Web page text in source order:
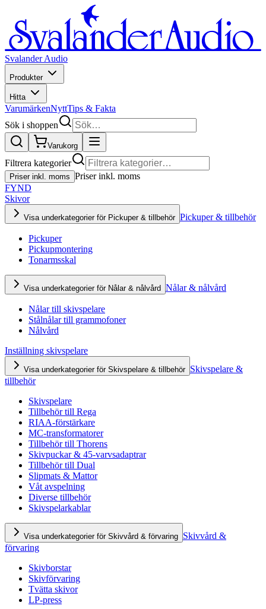
Svalander Audio
Produkter
Hitta
VarumärkenNyttTips & Fakta
Sök i shoppen
Varukorg
Filtrera kategorier
Priser inkl. moms Priser inkl. moms
FYND
Skivor
Visa underkategorier för Pickuper & tillbehör Pickuper & tillbehör
Pickuper
Pickupmontering
Tonarmsskal
Visa underkategorier för Nålar & nålvård Nålar & nålvård
Nålar till skivspelare
Stålnålar till grammofoner
Nålvård
Inställning skivspelare
Visa underkategorier för Skivspelare & tillbehör Skivspelare &
tillbehör
Skivspelare
Tillbehör till Rega
RIAA-förstärkare
MC-transformatorer
Tillbehör till Thorens
Skivpuckar & 45-varvsadaptrar
Tillbehör till Dual
Slipmats & Mattor
Våt avspelning
Diverse tillbehör
Skivspelarkablar
Visa underkategorier för Skivvård & förvaring Skivvård &
förvaring
Skivborstar
Skivförvaring
Tvätta skivor
LP-press